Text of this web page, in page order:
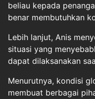
beliau kepada
benar membutuhkan
Lebih lanjut, Anis
situasi yang
dapat dilaksanakan
Menurutnya, kondisi
membuat berbagai